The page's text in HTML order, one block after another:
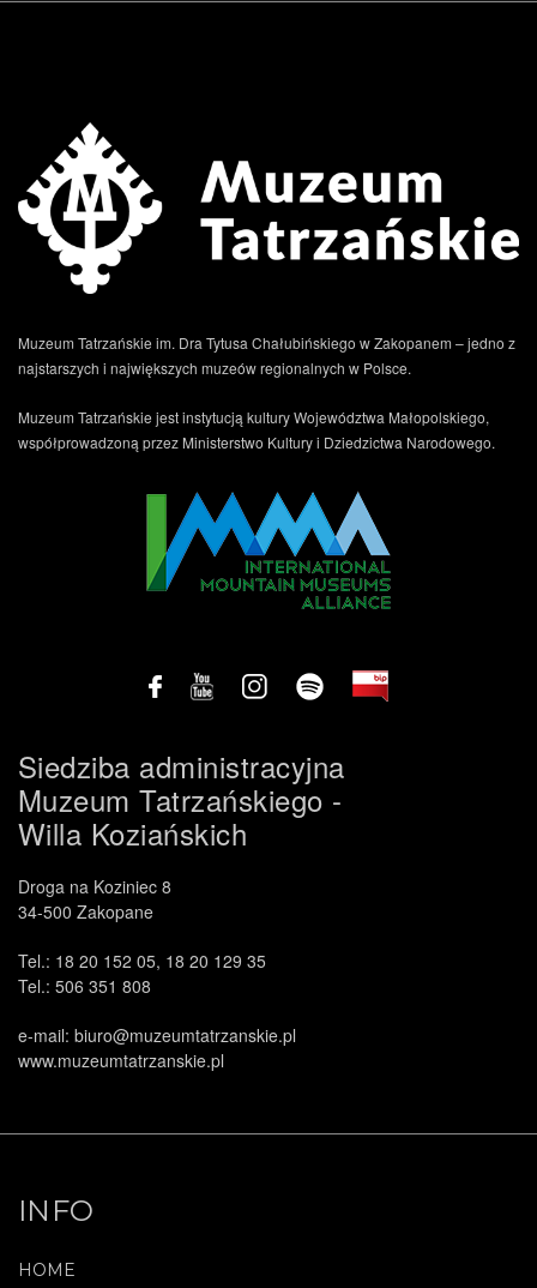
Muzeum Tatrzańskie im. Dra Tytusa Chałubińskiego w Zakopanem – jedno z
najstarszych i największych muzeów regionalnych w Polsce.
Muzeum Tatrzańskie jest instytucją kultury Województwa Małopolskiego,
współprowadzoną przez Ministerstwo Kultury i Dziedzictwa Narodowego.
Siedziba administracyjna
Muzeum Tatrzańskiego -
Willa Koziańskich
Droga na Koziniec 8
34-500 Zakopane
Tel.: 18 20 152 05, 18 20 129 35
Tel.: 506 351 808
e-mail: biuro@muzeumtatrzanskie.pl
www.muzeumtatrzanskie.pl
INFO
HOME